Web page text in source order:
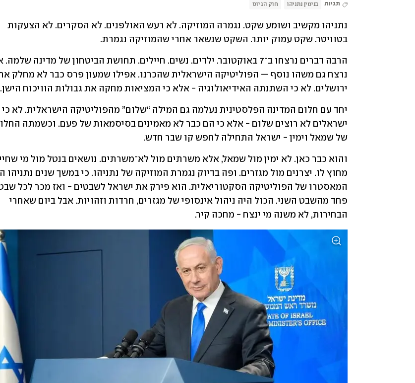
תגיות בנימין נתניהו חוק הגיוס
בטוויטר. שקט עמוק יותר. השקט שנשאר אחרי שהמוזיקה נגמרת.
ירושלים. לא כי השתנתה האידיאולוגיה - אלא כי המציאות מחקה את גבולות הוויכוח הישן.
של שמאל וימין - ישראל התחילה לחפש קו שבר חדש.
הבחירות, לא משנה מי ינצח - מחכה קיר.